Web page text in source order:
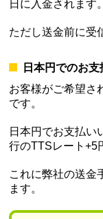
日に入金されます。
ただし送金前に受
日本円でのお支
お客様がご希望さ
です。
日本円でお支払い
行のTTSレート+5
これに弊社の送金
ます。